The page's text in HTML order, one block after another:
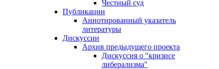
Честный суд
Публикации
Аннотированный указатель
литературы
Дискуссии
Архив предыдущего проекта
Дискуссия о "кризисе
либерализма"